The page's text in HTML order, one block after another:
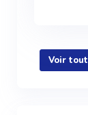
Voir